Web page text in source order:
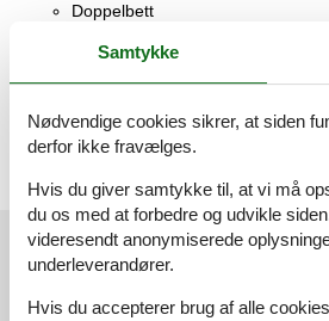
Doppelbett
Wohnzimmer, 2 Personen
Kleiderschrank
Eksterne anmeldelser
Samtykke
Nødvendige cookies sikrer, at siden
derfor ikke fravælges.
Hvis du giver samtykke til, at vi må
du os med at forbedre og udvikle
videresendt anonymiserede
underleverandører.
Hvis du accepterer brug af alle